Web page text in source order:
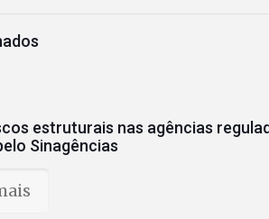
estruturais nas agências
Sinagências